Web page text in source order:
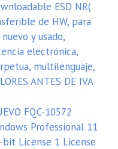
FQC-10572
Professional 11
bit License 1 License